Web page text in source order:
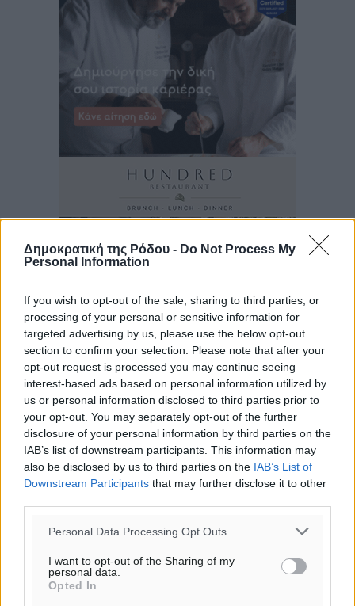
Δημοκρατική της Ρόδου - Do Not Process My
Personal Information
If you wish to opt-out of the sale, sharing to third parties, or
processing of your personal or sensitive information for
targeted advertising by us, please use the below opt-out
section to confirm your selection. Please note that after your
opt-out request is processed you may continue seeing
interest-based ads based on personal information utilized by
us or personal information disclosed to third parties prior to
your opt-out. You may separately opt-out of the further
disclosure of your personal information by third parties on the
IAB’s list of downstream participants. This information may
also be disclosed by us to third parties on the IAB’s List of
Downstream Participants that may further disclose it to other
Personal Data Processing Opt Outs
I want to opt-out of the Sharing of my
personal data.
Opted In
Ροή ειδήσεων